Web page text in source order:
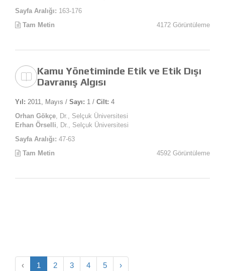
Sayfa Aralığı: 163-176
Tam Metin
4172 Görüntüleme
Kamu Yönetiminde Etik ve Etik Dışı
Davranış Algısı
Yıl: 2011, Mayıs / Sayı: 1 / Cilt: 4
Orhan Gökçe , Dr., Selçuk Üniversitesi
Erhan Örselli , Dr., Selçuk Üniversitesi
Sayfa Aralığı: 47-63
Tam Metin
4592 Görüntüleme
‹ 1 2 3 4 5 ›